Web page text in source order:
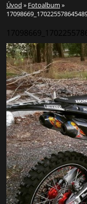
Úvod » Fotoalbum »